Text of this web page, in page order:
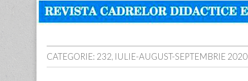
menu
content
CATEGORIE: 232, IULIE-AUGUST-SEPTEMBRIE 2020